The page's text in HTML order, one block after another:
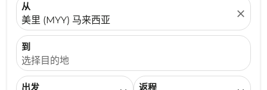
从
美里 (MYY) 马来西亚
close
到
选择目的地
出发
返程